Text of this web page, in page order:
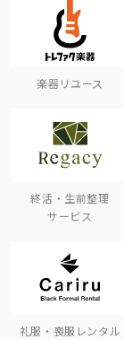
楽器リユース
終活・生前整理
サービス
礼服・喪服レンタル